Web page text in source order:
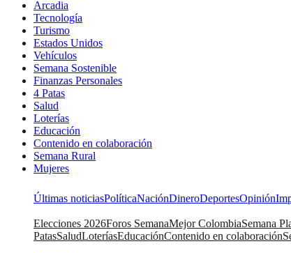
Arcadia
Tecnología
Turismo
Estados Unidos
Vehículos
Semana Sostenible
Finanzas Personales
4 Patas
Salud
Loterías
Educación
Contenido en colaboración
Semana Rural
Mujeres
Últimas noticiasPolíticaNaciónDineroDeportesOpinión
Elecciones 2026Foros SemanaMejor ColombiaSemana
PatasSaludLoteríasEducaciónContenido en colaboración